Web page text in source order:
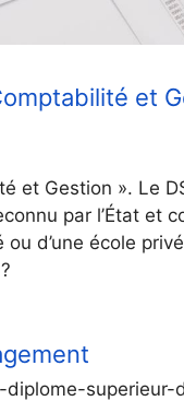
et
et Gestion ». Le
par l’État et
d’une école